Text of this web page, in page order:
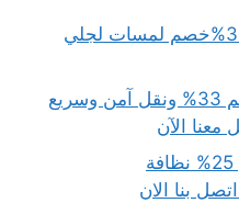
شركة جلى رخام بالرياض بـ35%خصم لمسات لجلي
شركة نقل عفش بالخرج خصم 33% ونقل آمن وسريع
شركة تنظيف بالدرعية بخصم 25% نظافة
بنا الان